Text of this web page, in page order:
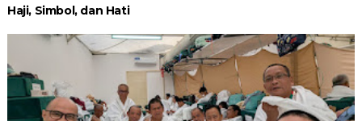
Haji, Simbol, dan Hati